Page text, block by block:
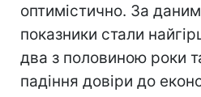
оптимістично. За
показники стали
два з половиною роки
падіння довіри до